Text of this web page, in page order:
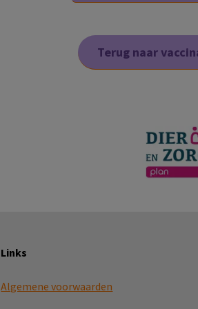
Terug naar
Links
Algemene voorwaarden